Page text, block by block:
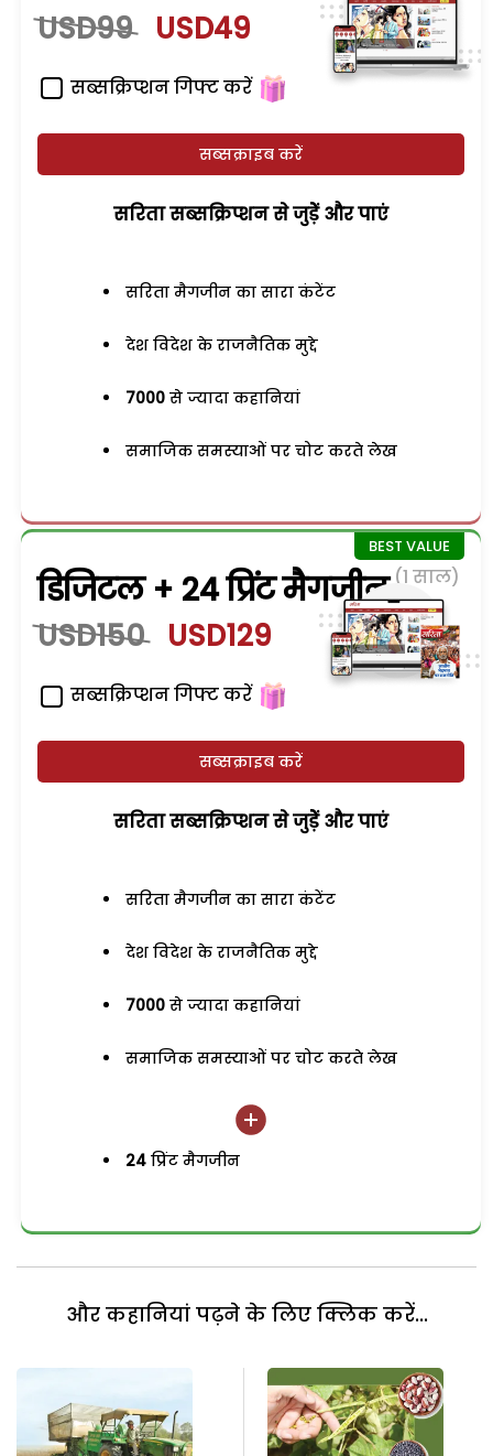
USD99 USD49
सब्सक्रिप्शन गिफ्ट करें
सब्सक्राइब करें
सरिता सब्सक्रिप्शन से जुड़ेें और पाएं
सरिता मैगजीन का सारा कंटेंट
देश विदेश के राजनैतिक मुद्दे
7000 से ज्यादा कहानियां
समाजिक समस्याओं पर चोट करते लेख
डिजिटल + 24 प्रिंट मैगजीन (1 साल)
USD150 USD129
सब्सक्रिप्शन गिफ्ट करें
सब्सक्राइब करें
सरिता सब्सक्रिप्शन से जुड़ेें और पाएं
सरिता मैगजीन का सारा कंटेंट
देश विदेश के राजनैतिक मुद्दे
7000 से ज्यादा कहानियां
समाजिक समस्याओं पर चोट करते लेख
24 प्रिंट मैगजीन
और कहानियां पढ़ने के लिए क्लिक करें...